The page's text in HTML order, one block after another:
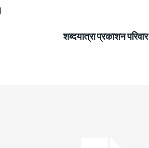
शब्दयात्रा प्रकाशन परिवार